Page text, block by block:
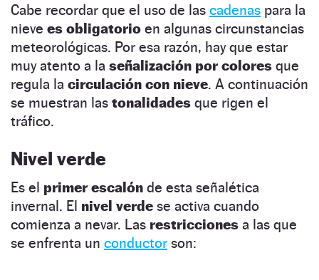
Cabe recordar que el uso de las cadenas para la
nieve es obligatorio en algunas circunstancias
meteorológicas. Por esa razón, hay que estar
muy atento a la señalización por colores que
regula la circulación con nieve. A continuación
se muestran las tonalidades que rigen el
tráfico.
Nivel verde
Es el primer escalón de esta señalética
invernal. El nivel verde se activa cuando
comienza a nevar. Las restricciones a las que
se enfrenta un conductor son: